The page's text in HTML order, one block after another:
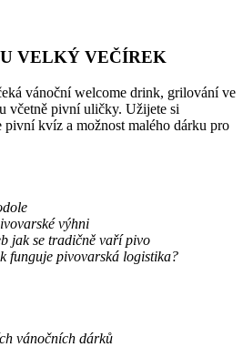
VELKÝ VEČÍREK
vánoční welcome drink, grilování ve
včetně pivní uličky. Užijete si
pivní kvíz a možnost malého dárku pro
výhni
jak se tradičně vaří pivo
funguje pivovarská logistika?
vánočních dárků